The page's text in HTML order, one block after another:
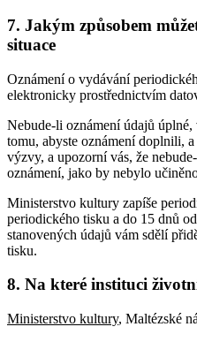
7. Jakým způsobem
situace
Oznámení o vydávání
elektronicky prostřednictvím
Nebude-li oznámení údajů
tomu, abyste oznámení doplnili,
výzvy, a upozorní vás, že
oznámení, jako by nebylo
Ministerstvo kultury zapíše
periodického tisku a do 15 dnů
stanovených údajů vám sdělí
tisku.
8. Na které instituci
Ministerstvo kultury, Maltézské